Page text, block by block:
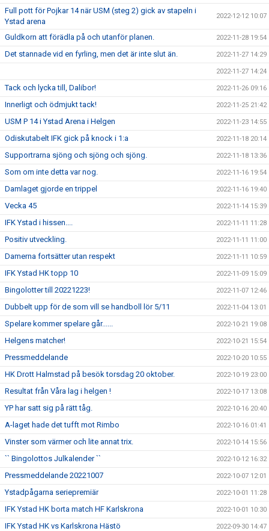
Full pott för Pojkar 14 när USM (steg 2) gick av stapeln i
Ystad arena
2022-12-12 10:07
Guldkorn att förädla på och utanför planen. 2022-11-28 19:54
Det stannade vid en fyrling, men det är inte slut än. 2022-11-27 14:29
2022-11-27 14:24
Tack och lycka till, Dalibor! 2022-11-26 09:16
Innerligt och ödmjukt tack! 2022-11-25 21:42
USM P 14 i Ystad Arena i Helgen 2022-11-23 14:55
Odiskutabelt IFK gick på knock i 1:a 2022-11-18 20:14
Supportrarna sjöng och sjöng och sjöng. 2022-11-18 13:36
Som om inte detta var nog. 2022-11-16 19:54
Damlaget gjorde en trippel 2022-11-16 19:40
Vecka 45 2022-11-14 15:39
IFK Ystad i hissen.... 2022-11-11 11:28
Positiv utveckling. 2022-11-11 11:00
Damerna fortsätter utan respekt 2022-11-11 10:59
IFK Ystad HK topp 10 2022-11-09 15:09
Bingolotter till 20221223! 2022-11-07 12:46
Dubbelt upp för de som vill se handboll lör 5/11 2022-11-04 13:01
Spelare kommer spelare går...... 2022-10-21 19:08
Helgens matcher! 2022-10-21 15:54
Pressmeddelande 2022-10-20 10:55
HK Drott Halmstad på besök torsdag 20 oktober. 2022-10-19 23:00
Resultat från Våra lag i helgen ! 2022-10-17 13:08
YP har satt sig på rätt tåg. 2022-10-16 20:40
A-laget hade det tufft mot Rimbo 2022-10-16 01:41
Vinster som värmer och lite annat trix. 2022-10-14 15:56
`` Bingolottos Julkalender `` 2022-10-12 16:32
Pressmeddelande 20221007 2022-10-07 12:01
Ystadpågarna seriepremiär 2022-10-01 11:28
IFK Ystad HK borta match HF Karlskrona 2022-10-01 10:30
IFK Ystad HK vs Karlskrona Hästö 2022-09-30 14:47